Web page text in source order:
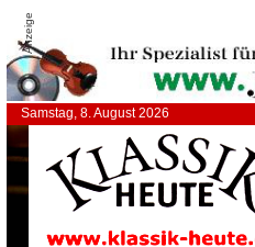
Anzeige
Samstag, 8. August 2026